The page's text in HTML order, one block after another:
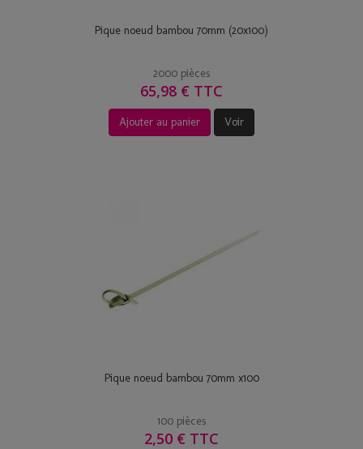
Pique noeud bambou 70mm (20x100)
2000 pièces
65,98 € TTC
Ajouter au panier Voir
Pique noeud bambou 70mm x100
100 pièces
2,50 € TTC